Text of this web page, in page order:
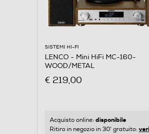
SISTEMI HI-FI
LENCO - Mini HiFi MC-160-
WOOD/METAL
€ 219,00
Acquisto online: disponibile
Ritiro in negozio in 30' gratuito: